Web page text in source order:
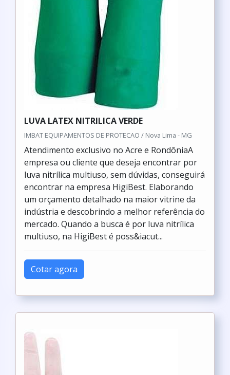
LUVA LATEX NITRILICA VERDE
IMBAT EQUIPAMENTOS DE PROTECAO / Nova Lima - MG
Atendimento exclusivo no Acre e RondôniaA
empresa ou cliente que deseja encontrar por
luva nitrílica multiuso, sem dúvidas, conseguirá
encontrar na empresa HigiBest. Elaborando
um orçamento detalhado na maior vitrine da
indústria e descobrindo a melhor referência do
mercado. Quando a busca é por luva nitrílica
multiuso, na HigiBest é poss&iacut...
Cotar agora